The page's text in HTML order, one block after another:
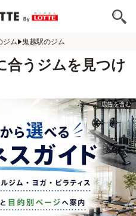
ジム 鬼越駅のジム
合うジムを見つけ